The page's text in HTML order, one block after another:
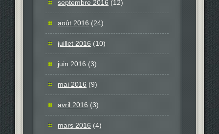
septembre 2016 (12)
août 2016 (24)
juillet 2016 (10)
juin 2016 (3)
mai 2016 (9)
avril 2016 (3)
mars 2016 (4)